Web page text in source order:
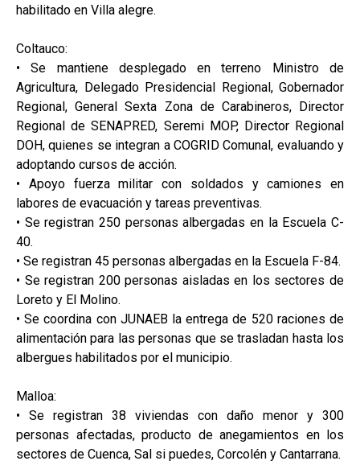
habilitado en Villa alegre.
Coltauco:
• Se mantiene desplegado en terreno Ministro de
Agricultura, Delegado Presidencial Regional, Gobernador
Regional, General Sexta Zona de Carabineros, Director
Regional de SENAPRED, Seremi MOP, Director Regional
DOH, quienes se integran a COGRID Comunal, evaluando y
adoptando cursos de acción.
• Apoyo fuerza militar con soldados y camiones en
labores de evacuación y tareas preventivas.
• Se registran 250 personas albergadas en la Escuela C-
40.
• Se registran 45 personas albergadas en la Escuela F-84.
• Se registran 200 personas aisladas en los sectores de
Loreto y El Molino.
• Se coordina con JUNAEB la entrega de 520 raciones de
alimentación para las personas que se trasladan hasta los
albergues habilitados por el municipio.
Malloa:
• Se registran 38 viviendas con daño menor y 300
personas afectadas, producto de anegamientos en los
sectores de Cuenca, Sal si puedes, Corcolén y Cantarrana.